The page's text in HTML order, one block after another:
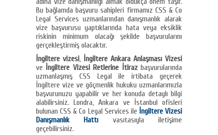
Bu bağlamda başvuru sahipleri firmamız CSS & Co
Legal Services uzmanlarından danışmanlık alarak
vize başvurusu yaptıklarında hata veya eksiklik
riskinin minimum olacağı şekilde başvurularını
gerçekleştirmiş olacaktır.
İngiltere vizesi, İngiltere Ankara Anlaşması Vizesi
ve İngiltere Vizesi Retlerine İtirazbaşvurularında
uzmanlaşmış CSS Legal ile irtibata geçerek
İngiltere vize ve göçmenlik hukuku uzmanlarımızla
başvurunuzu yapabilir ve her konuda detaylı bilgi
alabilirsiniz. Londra, Ankara ve İstanbul ofisleri
bulunan CSS & Co Legal Services ile İngiltere Vizesi
Danışmanlık Hattı vasıtasıyla iletişime
geçebilirsiniz.